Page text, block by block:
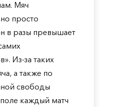
Мяч
просто
в разы превышает
Из-за таких
а также по
свободы
каждый матч